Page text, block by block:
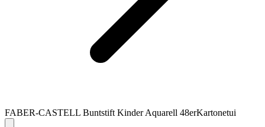
FABER-CASTELL Buntstift Kinder Aquarell 48erKartonetui